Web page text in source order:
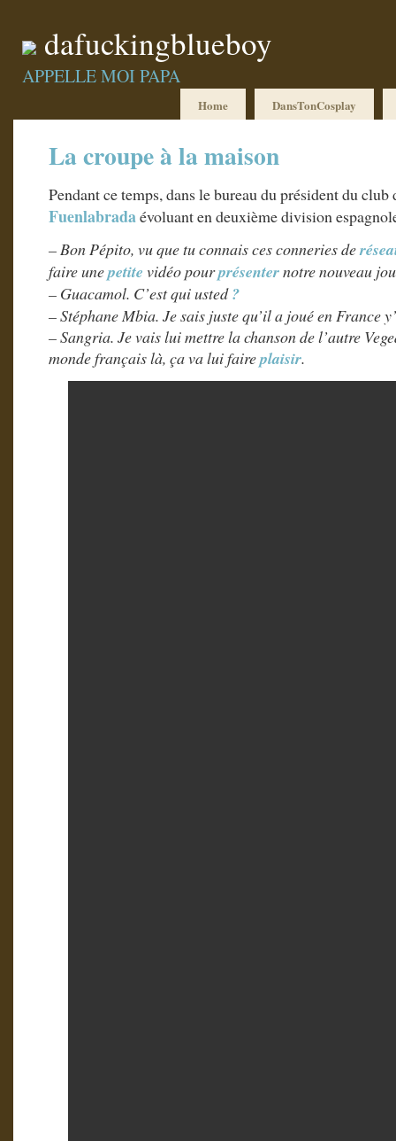
dafuckingblueboy
APPELLE MOI PAPA
Home DansTonCosplay
La croupe à la maison
Pendant ce temps, dans le bureau du président du
Fuenlabradaévoluant en deuxième division
– Bon Pépito, vu que tu connais ces conneries de
faire unepetite vidéo pourprésenternotre nouveau
– Guacamol. C’est qui usted?
– Stéphane Mbia. Je sais juste qu’il a joué en France
– Sangria. Je vais lui mettre la chanson de l’autre
monde français là, ça va lui faireplaisir.